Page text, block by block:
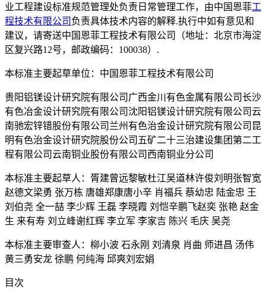
业工程建设标准规范管理处负责日常管理工作，由中国恩菲工
程技术有限公司 负责具体技术内容的解释.执行中如有意见和
建议，请寄送中国恩菲工程技术有限公司（地址：北京市海淀
区复兴路12号，邮政编码：100038）.
本标准主要起草单位：中国恩菲工程技术有限公司
贵阳铝镁设计研究院有限公司广西金川有色金属有限公司长沙
有色冶金设计研究院有限公司沈阳铝镁设计研究院有限公司云
南驰宏锌错股份有限公司兰州有色治金设计研究院有限公司昆
明有色治金设计研究院股份公司五矿二十三治建设集团第二工
程有限公司云南铜业股份有限公司西南铜业分公司
本标准主要起草人：胥建曾远黎敏杜江吴道林许俊刘明张智宽
赵德文梁勇 张万栋 唐雄郑康唐小辛 肖福兵 蔡幼忠 陆金忠 王
刘伯尧 全一喆 李少辉 王磊 李晓霞 刘恺辛鹏飞赵奕 张艳 赵金
生 来有寿 刘立峰谢红辉 李立军 李家吉 陈兴 毛庆 吴尧
本标准主要审查人：柳小波 石永刚 刘清泉 肖曲 师进昌 汤伟
黄三勇安龙 徐鹏 何纯海 邱爽刘宏娟
目次